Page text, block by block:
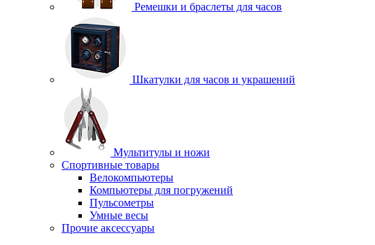
Ремешки и браслеты для часов
Шкатулки для часов и украшений
Мультитулы и ножи
Спортивные товары
Велокомпьютеры
Компьютеры для погружений
Пульсометры
Умные весы
Прочие аксессуары